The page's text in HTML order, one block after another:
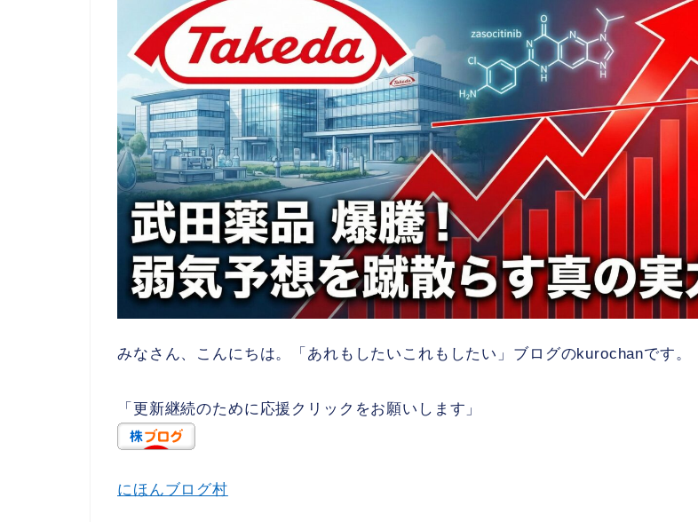
みなさん、こんにちは。「あれもしたいこれもしたい」ブログのkurochanです。
「更新継続のために応援クリックをお願いします」
にほんブログ村